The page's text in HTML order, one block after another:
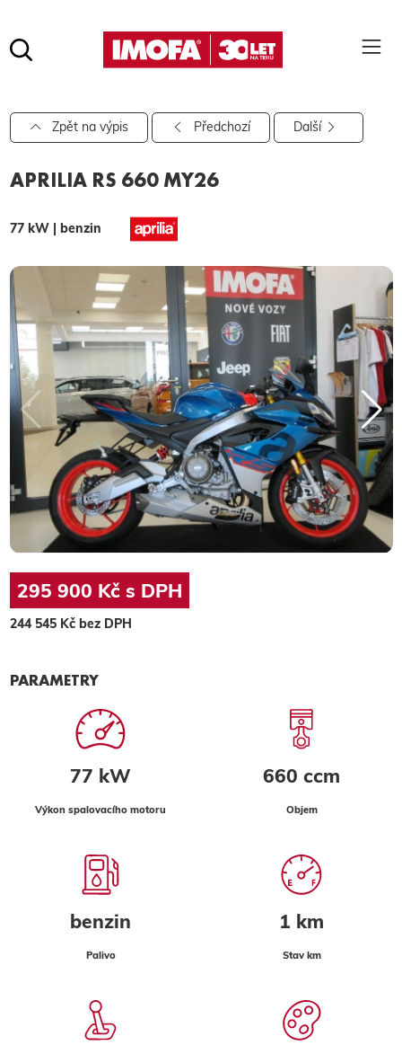
hledat
Pro vyhledávání zadejte alespoň 3 znaky.
Zpět na výpis Předchozí Další
APRILIA RS 660 MY26
77 kW | benzin
295 900 Kč s DPH
244 545 Kč bez DPH
PARAMETRY
77 kW
Výkon spalovacího motoru
660 ccm
Objem
benzin
Palivo
1 km
Stav km